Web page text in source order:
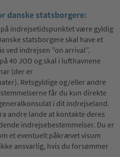
danske statsborgere:
indrejsetidspunktet være gyldig
statsborgere skal have et
ved indrejsen ”on arrival”.
40 JOD og skal i lufthavnene
(der er
Retsgyldige og/eller andre
får du kun direkte
i dit indrejseland.
andre lande at kontakte deres
indrejsebestemmelser. Du er
et eventuelt påkrævet visum
ansvarlig, hvis du forsømmer